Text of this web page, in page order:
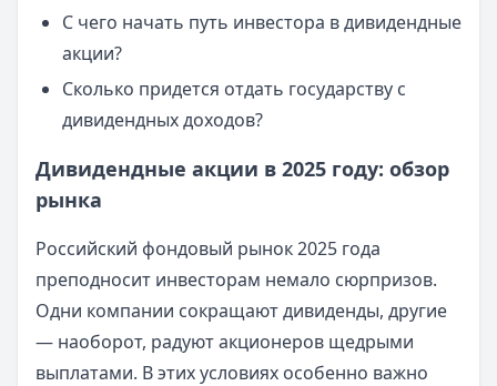
С чего начать путь инвестора в дивидендные
акции?
Сколько придется отдать государству с
дивидендных доходов?
Дивидендные акции в 2025 году: обзор
рынка
Российский фондовый рынок 2025 года
преподносит инвесторам немало сюрпризов.
Одни компании сокращают дивиденды, другие
— наоборот, радуют акционеров щедрыми
выплатами. В этих условиях особенно важно